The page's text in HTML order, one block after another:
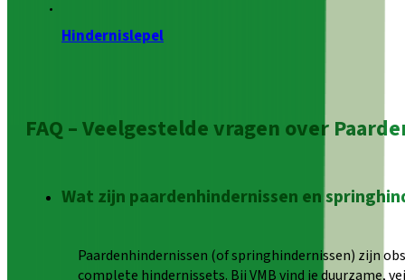
Hindernislepel
FAQ – Veelgestelde vragen over
Wat zijn paardenhindernissen en
Paardenhindernissen (of springhindernissen) zijn
complete hindernissets. Bij VMB vind je duurzame,